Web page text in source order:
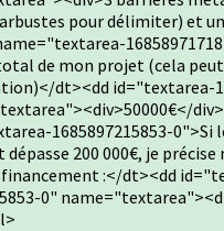
pour délimiter) et
de mon projet (cela
dt><dd id="textarea-
1685897215853-0">Si
200 000€, je précise
financement :</dt><dd
0"